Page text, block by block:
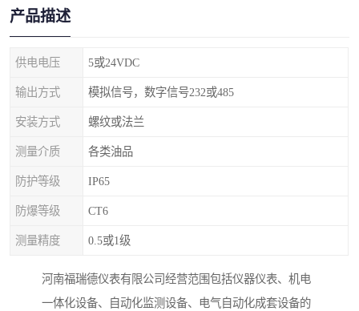
产品描述
供电电压 5或24VDC
输出方式 模拟信号，数字信号232或485
安装方式 螺纹或法兰
测量介质 各类油品
防护等级 IP65
防爆等级 CT6
测量精度 0.5或1级
河南福瑞德仪表有限公司经营范围包括仪器仪表、机电
一体化设备、自动化监测设备、电气自动化成套设备的